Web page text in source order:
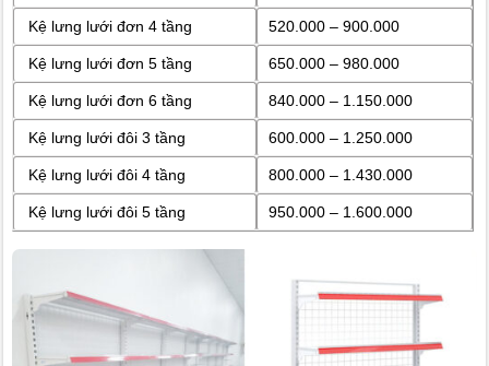
Kệ lưng lưới đơn 4 tầng 520.000 – 900.000
Kệ lưng lưới đơn 5 tầng 650.000 – 980.000
Kệ lưng lưới đơn 6 tầng 840.000 – 1.150.000
Kệ lưng lưới đôi 3 tầng 600.000 – 1.250.000
Kệ lưng lưới đôi 4 tầng 800.000 – 1.430.000
Kệ lưng lưới đôi 5 tầng 950.000 – 1.600.000